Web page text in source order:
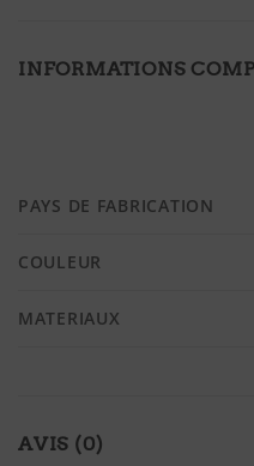
INFORMATIONS
PAYS DE FABRICATION
COULEUR
MATERIAUX
AVIS (0)